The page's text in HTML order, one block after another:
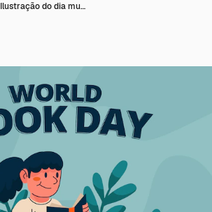
Ilustração do dia mu…